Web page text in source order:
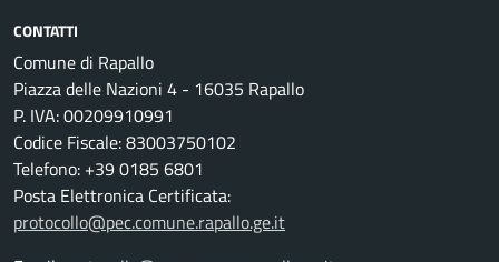
CONTATTI
Comune di Rapallo
Piazza delle Nazioni 4 - 16035 Rapallo
P. IVA: 00209910991
Codice Fiscale: 83003750102
Telefono: +39 0185 6801
Posta Elettronica Certificata:
protocollo@pec.comune.rapallo.ge.it